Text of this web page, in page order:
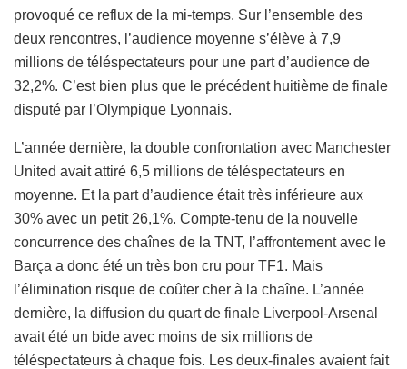
provoqué ce reflux de la mi-temps. Sur l’ensemble des
deux rencontres, l’audience moyenne s’élève à 7,9
millions de téléspectateurs pour une part d’audience de
32,2%. C’est bien plus que le précédent huitième de finale
disputé par l’Olympique Lyonnais.
L’année dernière, la double confrontation avec Manchester
United avait attiré 6,5 millions de téléspectateurs en
moyenne. Et la part d’audience était très inférieure aux
30% avec un petit 26,1%. Compte-tenu de la nouvelle
concurrence des chaînes de la TNT, l’affrontement avec le
Barça a donc été un très bon cru pour TF1. Mais
l’élimination risque de coûter cher à la chaîne. L’année
dernière, la diffusion du quart de finale Liverpool-Arsenal
avait été un bide avec moins de six millions de
téléspectateurs à chaque fois. Les deux-finales avaient fait